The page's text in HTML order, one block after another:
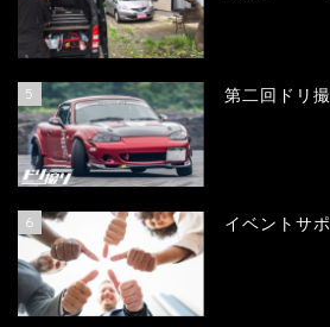
5 第二回ドリ
6 イベントサ